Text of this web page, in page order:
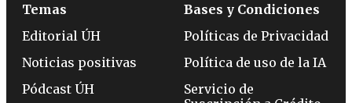
Temas
Editorial ÚH
Noticias positivas
Pódcast ÚH
Bases y Condiciones
Políticas de Privacidad
Política de uso de la IA
Servicio de